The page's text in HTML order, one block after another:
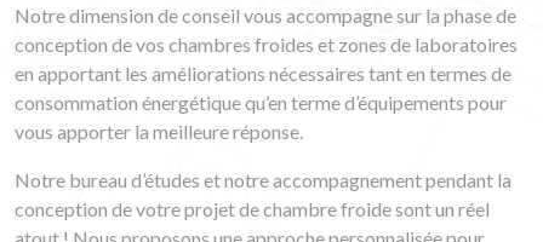
Notre dimension de conseil vous accompagne sur la phase de
conception de vos chambres froides et zones de laboratoires
en apportant les améliorations nécessaires tant en termes de
consommation énergétique qu’en terme d’équipements pour
vous apporter la meilleure réponse.
Notre bureau d’études et notre accompagnement pendant la
conception de votre projet de chambre froide sont un réel